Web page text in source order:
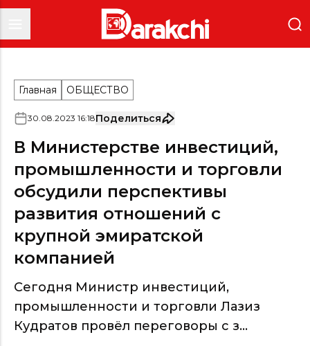
Главная ОБЩЕСТВО
30.08.2023 16:18Поделиться
В Министерстве инвестиций,
промышленности и торговли
обсудили перспективы
развития отношений с
крупной эмиратской
компанией
Сегодня Министр инвестиций,
промышленности и торговли Лазиз
Кудратов провёл переговоры с з...